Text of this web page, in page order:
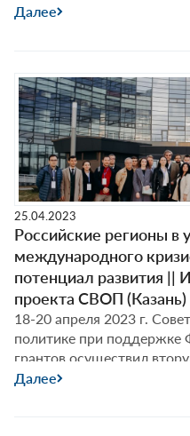
международным вопросам
федеральным
основные тезисы
Далее
25.04.2023
Российские регионы в
международного
потенциал развития ||
проекта СВОП (Казань)
18-20 апреля 2023 г.
политике при поддержке
грантов осуществил
регионы в условиях
Далее